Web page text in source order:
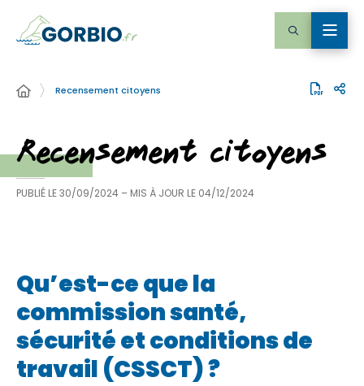
Recensement citoyens
Recensement citoyens
PUBLIÉ LE30/09/2024 – MIS À JOUR LE 04/12/2024
Qu’est-ce que la
commission santé,
sécurité et conditions de
travail (CSSCT) ?